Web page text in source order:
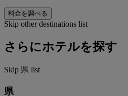
料金を調べる
Skip other destinations list
さらにホテルを探す
Skip 県 list
県